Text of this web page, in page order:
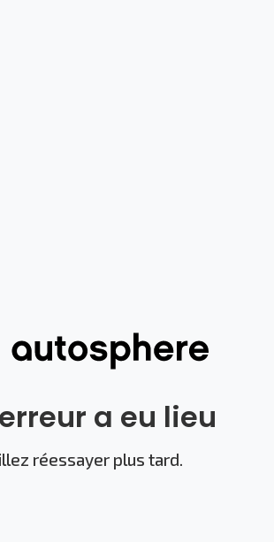
a eu lieu
réessayer plus tard.